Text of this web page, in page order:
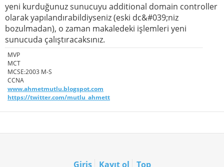
yeni kurduğunuz sunucuyu additional domain controller
olarak yapılandırabildiyseniz (eski dc&#039;niz
bozulmadan), o zaman makaledeki işlemleri yeni
sunucuda çalıştıracaksınız.
MVP
MCT
MCSE:2003 M-S
CCNA
www.ahmetmutlu.blogspot.com
https://twitter.com/mutlu_ahmett
Giriş Kayıt ol Top